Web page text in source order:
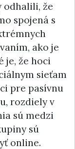
odhalili, že
spojená s
ako je
je, že hoci
sieťam
pre pasívnu
rozdiely v
sú medzi
sú
online.